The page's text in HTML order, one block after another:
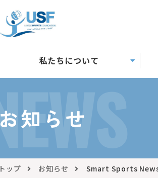
私たちについて
NEWS
お知らせ
トップ お知らせ Smart Sports